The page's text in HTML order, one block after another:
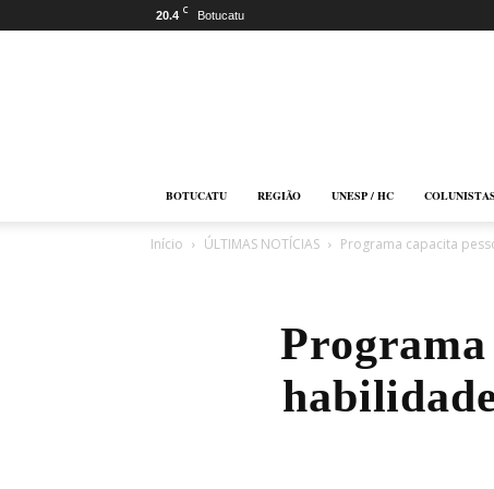
20.4 C Botucatu
BOTUCATU REGIÃO UNESP / HC COLUNISTAS
Início ÚLTIMAS NOTÍCIAS Programa capacita
Programa